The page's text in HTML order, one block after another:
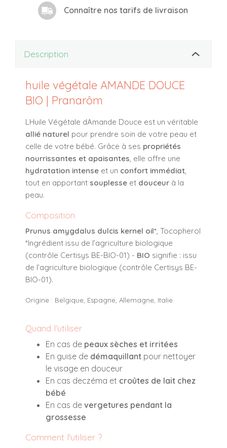
Connaître nos tarifs de livraison
Description
huile végétale AMANDE DOUCE
BIO | Pranarôm
LHuile Végétale dAmande Douce est un véritable
allié naturel pour prendre soin de votre peau et
celle de votre bébé. Grâce à ses propriétés
nourrissantes et apaisantes, elle offre une
hydratation intense et un confort immédiat,
tout en apportant souplesse et douceur à la
peau.
Composition
Prunus amygdalus dulcis kernel oil*, Tocopherol
*Ingrédient issu de l’agriculture biologique
(contrôle Certisys BE-BIO-01) - BIO signifie : issu
de l’agriculture biologique (contrôle Certisys BE-
BIO-01).
Origine : Belgique, Espagne, Allemagne, Italie
Quand l’utiliser
En cas de peaux sèches et irritées
En guise de démaquillant pour nettoyer
le visage en douceur
En cas deczéma et croûtes de lait chez
bébé
En cas de vergetures pendant la
grossesse
Comment l'utiliser ?